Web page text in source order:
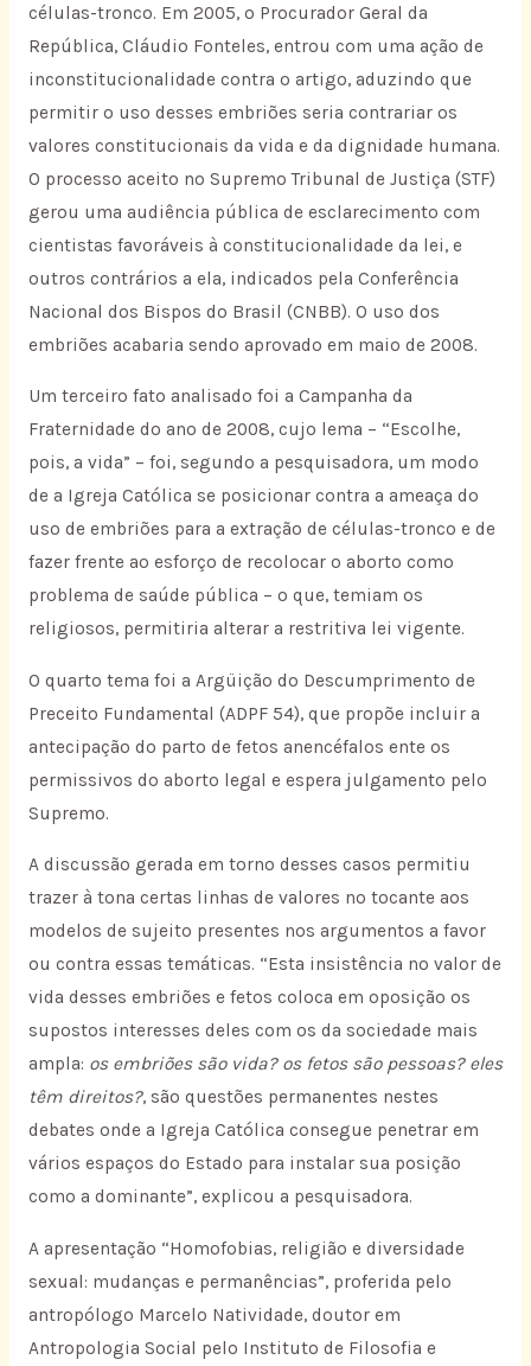
células-tronco. Em 2005, o Procurador Geral da
República, Cláudio Fonteles, entrou com uma ação de
inconstitucionalidade contra o artigo, aduzindo que
permitir o uso desses embriões seria contrariar os
valores constitucionais da vida e da dignidade humana.
O processo aceito no Supremo Tribunal de Justiça (STF)
gerou uma audiência pública de esclarecimento com
cientistas favoráveis à constitucionalidade da lei, e
outros contrários a ela, indicados pela Conferência
Nacional dos Bispos do Brasil (CNBB). O uso dos
embriões acabaria sendo aprovado em maio de 2008.
Um terceiro fato analisado foi a Campanha da
Fraternidade do ano de 2008, cujo lema – “Escolhe,
pois, a vida” – foi, segundo a pesquisadora, um modo
de a Igreja Católica se posicionar contra a ameaça do
uso de embriões para a extração de células-tronco e de
fazer frente ao esforço de recolocar o aborto como
problema de saúde pública – o que, temiam os
religiosos, permitiria alterar a restritiva lei vigente.
O quarto tema foi a Argüição do Descumprimento de
Preceito Fundamental (ADPF 54), que propõe incluir a
antecipação do parto de fetos anencéfalos ente os
permissivos do aborto legal e espera julgamento pelo
Supremo.
A discussão gerada em torno desses casos permitiu
trazer à tona certas linhas de valores no tocante aos
modelos de sujeito presentes nos argumentos a favor
ou contra essas temáticas. “Esta insistência no valor de
vida desses embriões e fetos coloca em oposição os
supostos interesses deles com os da sociedade mais
ampla: os embriões são vida? os fetos são pessoas? eles
têm direitos?, são questões permanentes nestes
debates onde a Igreja Católica consegue penetrar em
vários espaços do Estado para instalar sua posição
como a dominante”, explicou a pesquisadora.
A apresentação “Homofobias, religião e diversidade
sexual: mudanças e permanências”, proferida pelo
antropólogo Marcelo Natividade, doutor em
Antropologia Social pelo Instituto de Filosofia e